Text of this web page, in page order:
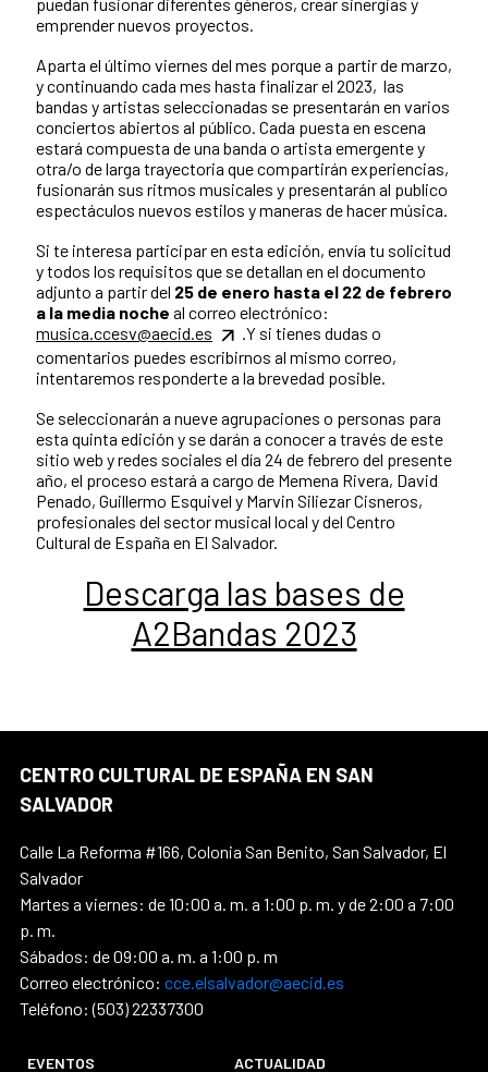
emprender nuevos proyectos.
Aparta el último viernes del mes porque a partir de marzo,
y continuando cada mes hasta finalizar el 2023, las
bandas y artistas seleccionadas se presentarán en varios
conciertos abiertos al público. Cada puesta en escena
estará compuesta de una banda o artista emergente y
otra/o de larga trayectoria que compartirán experiencias,
fusionarán sus ritmos musicales y presentarán al publico
espectáculos nuevos estilos y maneras de hacer música.
Si te interesa participar en esta edición, envía tu solicitud
y todos los requisitos que se detallan en el documento
adjunto a partir del 25 de enero hasta el 22 de febrero
a la media noche al correo electrónico:
musica.ccesv@aecid.es
.Y si tienes dudas o
comentarios puedes escribirnos al mismo correo,
intentaremos responderte a la brevedad posible.
Se seleccionarán a nueve agrupaciones o personas para
esta quinta edición y se darán a conocer a través de este
sitio web y redes sociales el día 24 de febrero del presente
año, el proceso estará a cargo de Memena Rivera, David
Penado, Guillermo Esquivel y Marvin Siliezar Cisneros,
profesionales del sector musical local y del Centro
Cultural de España en El Salvador.
Descarga las bases de
A2Bandas 2023
CENTRO CULTURAL DE ESPAÑA EN SAN
SALVADOR
Calle La Reforma #166, Colonia San Benito, San Salvador, El
Salvador
Martes a viernes: de 10:00 a. m. a 1:00 p. m. y de 2:00 a 7:00
p. m.
Sábados: de 09:00 a. m. a 1:00 p. m
Correo electrónico: cce.elsalvador@aecid.es
Teléfono: (503) 22337300
EVENTOS ACTUALIDAD